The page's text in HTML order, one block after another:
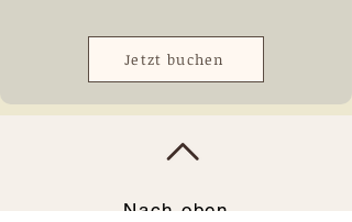
Jetzt buchen
Nach oben